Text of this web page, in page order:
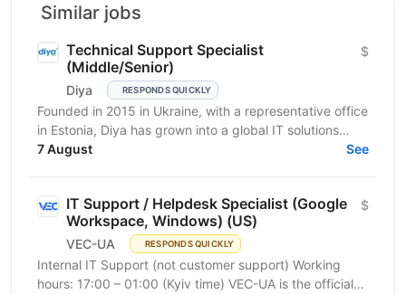
Similar jobs
Technical Support Specialist
(Middle/Senior)
Diya RESPONDS QUICKLY
$
Founded in 2015 in Ukraine, with a representative office
in Estonia, Diya has grown into a global IT solutions
provider and a proud part of Euvic Group. We...
7 August See
IT Support / Helpdesk Specialist (Google
Workspace, Windows) (US)
VEC-UA RESPONDS QUICKLY
$
Internal IT Support (not customer support) Working
hours: 17:00 – 01:00 (Kyiv time) VEC-UA is the official